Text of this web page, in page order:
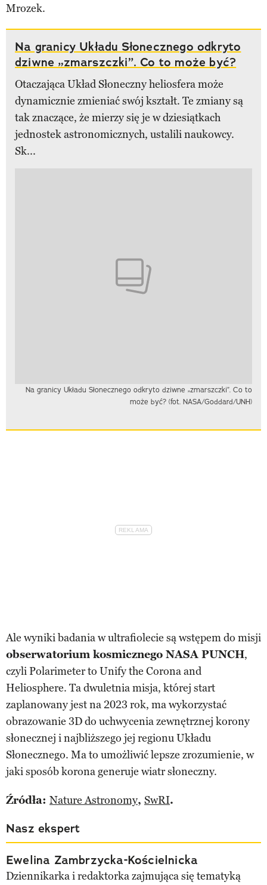
Mrozek.
Na granicy Układu Słonecznego odkryto
dziwne „zmarszczki”. Co to może być?
Otaczająca Układ Słoneczny heliosfera może
dynamicznie zmieniać swój kształt. Te zmiany są
tak znaczące, że mierzy się je w dziesiątkach
jednostek astronomicznych, ustalili naukowcy.
Sk...
Na granicy Układu Słonecznego odkryto dziwne „zmarszczki”. Co to
może być? (fot. NASA/Goddard/UNH)
Ale wyniki badania w ultrafiolecie są wstępem do misji
obserwatorium kosmicznego NASA PUNCH,
czyli Polarimeter to Unify the Corona and
Heliosphere. Ta dwuletnia misja, której start
zaplanowany jest na 2023 rok, ma wykorzystać
obrazowanie 3D do uchwycenia zewnętrznej korony
słonecznej i najbliższego jej regionu Układu
Słonecznego. Ma to umożliwić lepsze zrozumienie, w
jaki sposób korona generuje wiatr słoneczny.
Źródła: Nature Astronomy, SwRI.
Nasz ekspert
Ewelina Zambrzycka-Kościelnicka
Dziennikarka i redaktorka zajmująca się tematyką